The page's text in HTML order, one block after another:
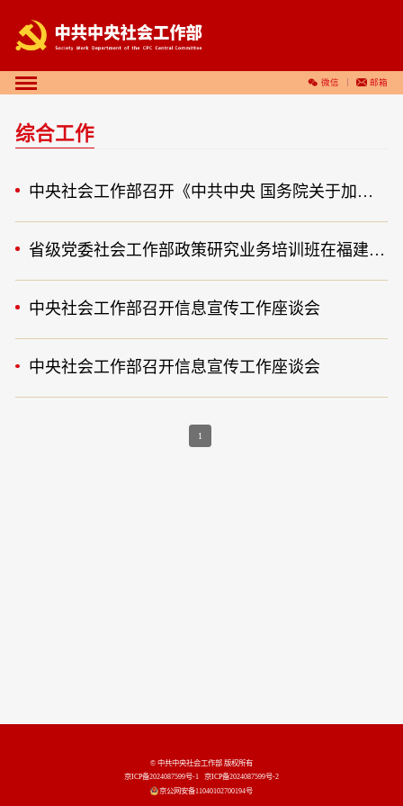
微信 邮箱
综合工作
中央社会工作部召开《中共中央 国务院关于加强新时代社会工作的意见》学习贯彻工作部署推进会
省级党委社会工作部政策研究业务培训班在福建古田干部学院举办
中央社会工作部召开信息宣传工作座谈会
中央社会工作部召开信息宣传工作座谈会
1
© 中共中央社会工作部 版权所有
京ICP备2024087599号-1
京ICP备2024087599号-2
京公网安备11040102700194号